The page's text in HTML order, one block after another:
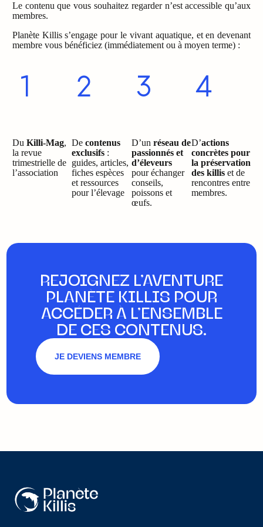
Le contenu que vous souhaitez regarder n’est accessible qu’aux
membres.
Planète Killis s’engage pour le vivant aquatique, et en devenant
membre vous bénéficiez (immédiatement ou à moyen terme) :
Du Killi-Mag,
la revue
trimestrielle de
l’association
Decontenus
exclusifs :
guides, articles,
fiches espèces
et ressources
pour l’élevage
D’un réseau de
passionnés et
d’éleveurs
pour échanger
conseils,
poissons et
œufs.
D’actions
concrètes pour
la préservation
des killiset de
rencontres entre
membres.
REJOIGNEZ L’AVENTURE
PLANÈTE KILLIS POUR
ACCÉDER À L’ENSEMBLE
DE CES CONTENUS.
JE DEVIENS MEMBRE